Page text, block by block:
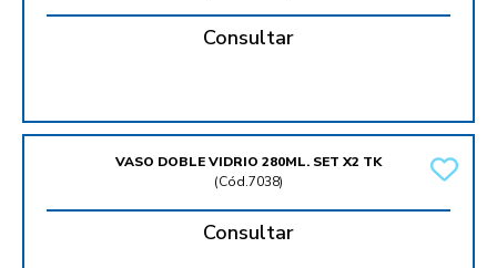
Consultar
VASO DOBLE VIDRIO 280ML. SET X2 TK
(Cód.7038)
Consultar